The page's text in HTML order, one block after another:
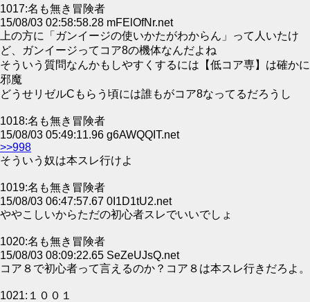
1017:名も無き冒険者
15/08/03 02:58:58.28 mFElOfNr.net
上の方に「ガンイージの使いかたがわからん」って人いたけ
ど、ガンイージってコア8の機体なんだよね
そういう質問なんかもしやすくするには【低コア専】は確かに
邪魔
どうせリゼルCもらう頃には誰もがコア8なってるだろうし
1018:名も無き冒険者
15/08/03 05:49:11.96 g6AWQQIT.net
>>998
そういう奴は本スレ行けよ
1019:名も無き冒険者
15/08/03 06:47:57.67 0I1D1tU2.net
ややこしいからただの初心者スレでいいでしょ
1020:名も無き冒険者
15/08/03 08:09:22.65 SeZeUJsQ.net
コア８で初心者って言えるのか？コア８は本スレ行きだろよ。
1021:１００１